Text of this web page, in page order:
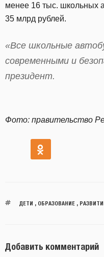
менее 16 тыс. школьных
35 млрд рублей.
«Все школьные
современными и
президент.
Фото: правительство
ДЕТИ , ОБРАЗОВАНИЕ,
Добавить комментарий